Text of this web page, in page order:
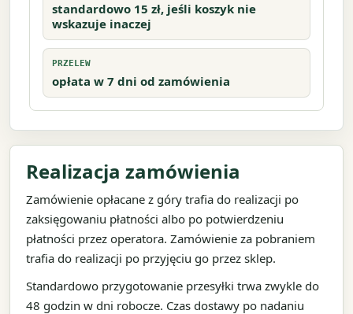
standardowo 15 zł, jeśli koszyk nie
wskazuje inaczej
PRZELEW
opłata w 7 dni od zamówienia
Realizacja zamówienia
Zamówienie opłacane z góry trafia do realizacji po
zaksięgowaniu płatności albo po potwierdzeniu
płatności przez operatora. Zamówienie za pobraniem
trafia do realizacji po przyjęciu go przez sklep.
Standardowo przygotowanie przesyłki trwa zwykle do
48 godzin w dni robocze. Czas dostawy po nadaniu